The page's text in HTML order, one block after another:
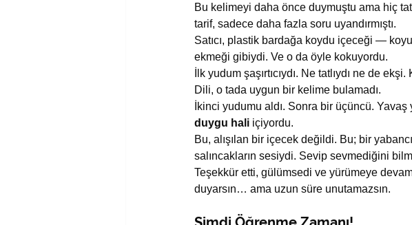
Bu kelimeyi daha önce duymuştu ama hiç
tarif, sadece daha fazla soru uyandırmıştı.
Satıcı, plastik bardağa koydu içeceği —
ekmeği gibiydi. Ve o da öyle kokuyordu.
İlk yudum şaşırtıcıydı. Ne tatlıydı ne de
Dili, o tada uygun bir kelime bulamadı.
İkinci yudumu aldı. Sonra bir üçüncü.
duygu hali içiyordu.
Bu, alışılan bir içecek değildi. Bu; bir
salıncakların sesiydi. Sevip sevmediğini
Teşekkür etti, gülümsedi ve yürümeye
duyarsın… ama uzun süre unutamazsın.